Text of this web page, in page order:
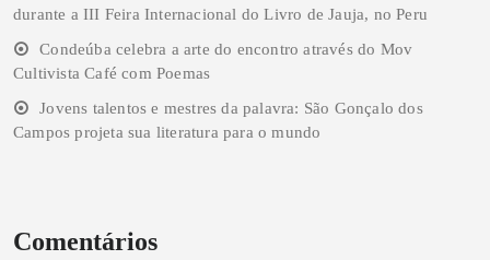
durante a III Feira Internacional do Livro de Jauja, no Peru
Condeúba celebra a arte do encontro através do Mov
Cultivista Café com Poemas
Jovens talentos e mestres da palavra: São Gonçalo dos
Campos projeta sua literatura para o mundo
Comentários